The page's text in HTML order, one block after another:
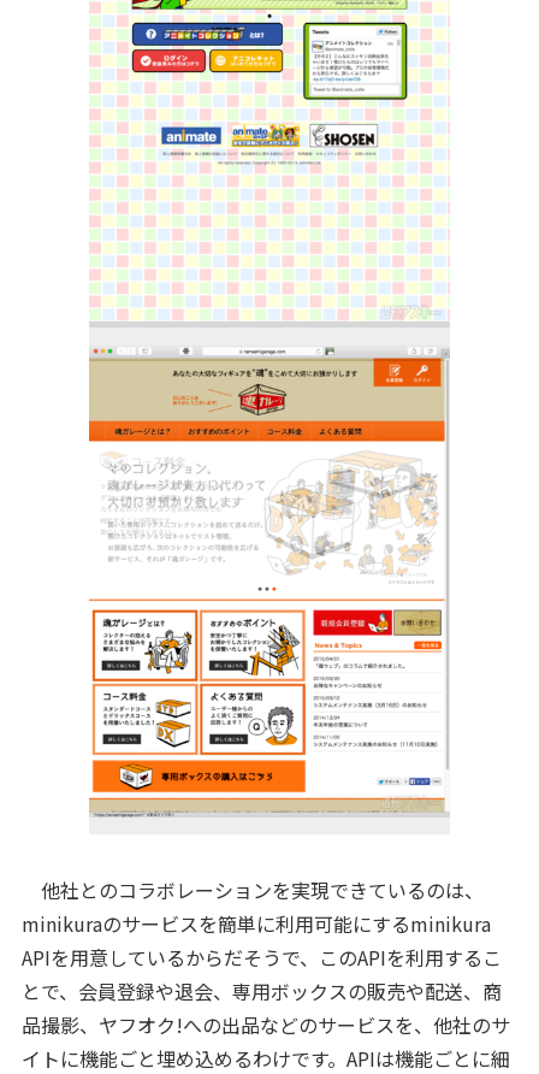
他社とのコラボレーションを実現できているのは、
minikuraのサービスを簡単に利用可能にするminikura
APIを用意しているからだそうで、このAPIを利用するこ
とで、会員登録や退会、専用ボックスの販売や配送、商
品撮影、ヤフオク!への出品などのサービスを、他社のサ
イトに機能ごと埋め込めるわけです。APIは機能ごとに細